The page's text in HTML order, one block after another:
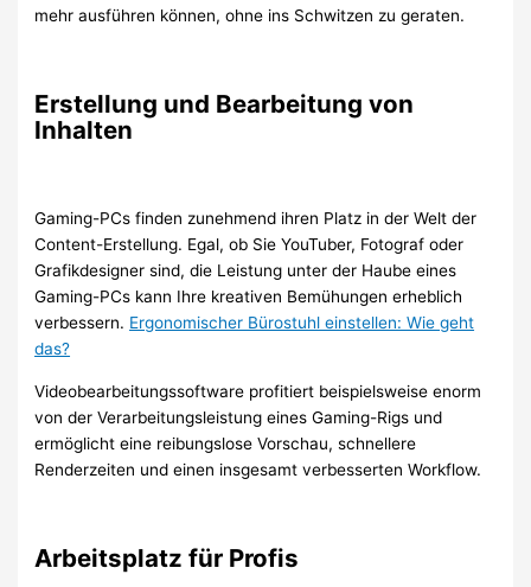
mehr ausführen können, ohne ins Schwitzen zu geraten.
Erstellung und Bearbeitung von
Inhalten
Gaming-PCs finden zunehmend ihren Platz in der Welt der
Content-Erstellung. Egal, ob Sie YouTuber, Fotograf oder
Grafikdesigner sind, die Leistung unter der Haube eines
Gaming-PCs kann Ihre kreativen Bemühungen erheblich
verbessern. Ergonomischer Bürostuhl einstellen: Wie geht
das?
Videobearbeitungssoftware profitiert beispielsweise enorm
von der Verarbeitungsleistung eines Gaming-Rigs und
ermöglicht eine reibungslose Vorschau, schnellere
Renderzeiten und einen insgesamt verbesserten Workflow.
Arbeitsplatz für Profis